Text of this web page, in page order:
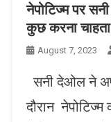
नेपोटिज्म पर
कुछ करना
August 7, 2023
सनी देओल ने
दौरान